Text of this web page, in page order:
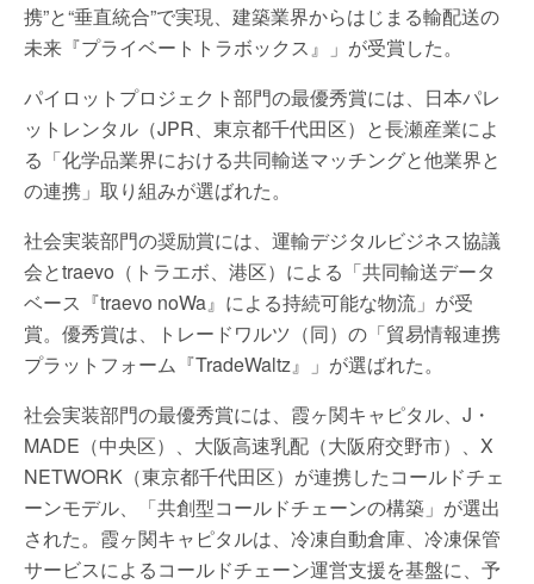
携”と“垂直統合”で実現、建築業界からはじまる輸配送の
未来『プライベートトラボックス』」が受賞した。
パイロットプロジェクト部門の最優秀賞には、日本パレ
ットレンタル（JPR、東京都千代田区）と長瀬産業によ
る「化学品業界における共同輸送マッチングと他業界と
の連携」取り組みが選ばれた。
社会実装部門の奨励賞には、運輸デジタルビジネス協議
会とtraevo（トラエボ、港区）による「共同輸送データ
ベース『traevo noWa』による持続可能な物流」が受
賞。優秀賞は、トレードワルツ（同）の「貿易情報連携
プラットフォーム『TradeWaltz』」が選ばれた。
社会実装部門の最優秀賞には、霞ヶ関キャピタル、J・
MADE（中央区）、大阪高速乳配（大阪府交野市）、X
NETWORK（東京都千代田区）が連携したコールドチェ
ーンモデル、「共創型コールドチェーンの構築」が選出
された。霞ヶ関キャピタルは、冷凍自動倉庫、冷凍保管
サービスによるコールドチェーン運営支援を基盤に、予